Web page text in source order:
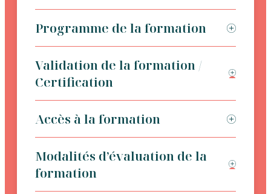
Programme de la formation
Validation de la formation /
Certification
Accès à la formation
Modalités d’évaluation de la
formation